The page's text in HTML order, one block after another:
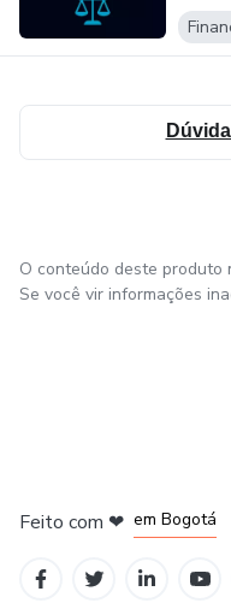
O conteúdo deste produto
Se você vir informações
Feito com ❤ em Bogotá